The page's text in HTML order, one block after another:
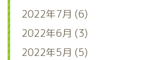
2022年7月 (6)
2022年6月 (3)
2022年5月 (5)